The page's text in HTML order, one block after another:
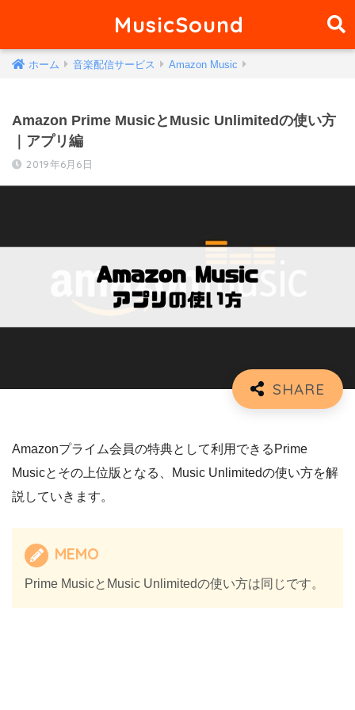
MusicSound
ホーム 音楽配信サービス Amazon Music
Amazon Prime MusicとMusic Unlimitedの使い方
｜アプリ編
2019年6月6日
Amazonプライム会員の特典として利用できるPrime
Musicとその上位版となる、Music Unlimitedの使い方を解
説していきます。
MEMO
Prime MusicとMusic Unlimitedの使い方は同じです。